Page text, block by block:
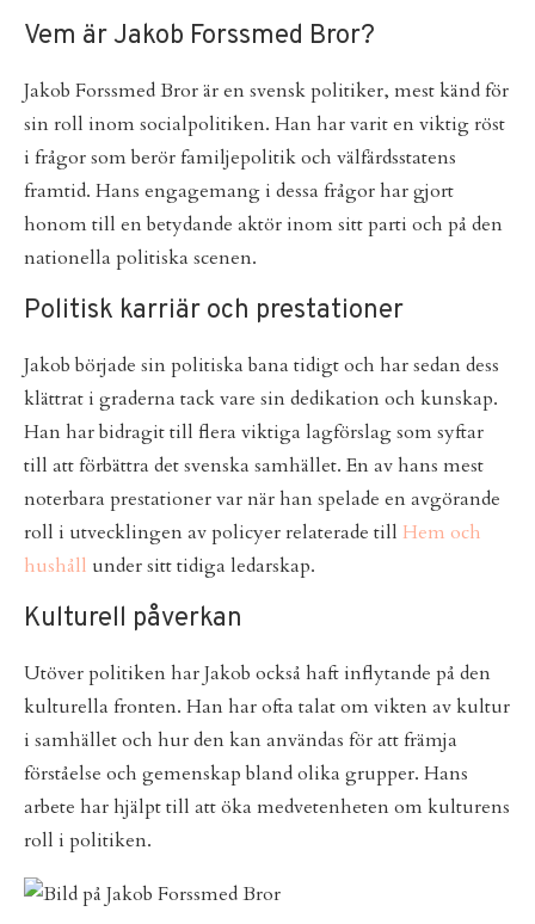
Vem är Jakob Forssmed Bror?
Jakob Forssmed Bror är en svensk politiker, mest känd för
sin roll inom socialpolitiken. Han har varit en viktig röst
i frågor som berör familjepolitik och välfärdsstatens
framtid. Hans engagemang i dessa frågor har gjort
honom till en betydande aktör inom sitt parti och på den
nationella politiska scenen.
Politisk karriär och prestationer
Jakob började sin politiska bana tidigt och har sedan dess
klättrat i graderna tack vare sin dedikation och kunskap.
Han har bidragit till flera viktiga lagförslag som syftar
till att förbättra det svenska samhället. En av hans mest
noterbara prestationer var när han spelade en avgörande
roll i utvecklingen av policyer relaterade till Hem och
hushåll under sitt tidiga ledarskap.
Kulturell påverkan
Utöver politiken har Jakob också haft inflytande på den
kulturella fronten. Han har ofta talat om vikten av kultur
i samhället och hur den kan användas för att främja
förståelse och gemenskap bland olika grupper. Hans
arbete har hjälpt till att öka medvetenheten om kulturens
roll i politiken.